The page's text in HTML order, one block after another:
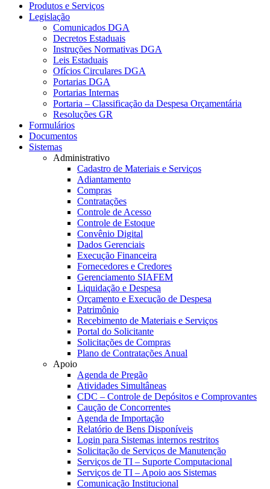
Produtos e Serviços
Legislação
Comunicados DGA
Decretos Estaduais
Instruções Normativas DGA
Leis Estaduais
Ofícios Circulares DGA
Portarias DGA
Portarias Internas
Portaria – Classificação da Despesa Orçamentária
Resoluções GR
Formulários
Documentos
Sistemas
Administrativo
Cadastro de Materiais e Serviços
Adiantamento
Compras
Contratações
Controle de Acesso
Controle de Estoque
Convênio Digital
Dados Gerenciais
Execução Financeira
Fornecedores e Credores
Gerenciamento SIAFEM
Liquidação e Despesa
Orçamento e Execução de Despesa
Patrimônio
Recebimento de Materiais e Serviços
Portal do Solicitante
Solicitações de Compras
Plano de Contratações Anual
Apoio
Agenda de Pregão
Atividades Simultâneas
CDC – Controle de Depósitos e Comprovantes
Caução de Concorrentes
Agenda de Importação
Relatório de Bens Disponíveis
Login para Sistemas internos restritos
Solicitação de Serviços de Manutenção
Serviços de TI – Suporte Computacional
Serviços de TI – Apoio aos Sistemas
Comunicação Institucional